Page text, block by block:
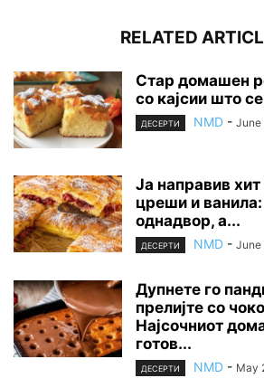
RELATED
Стар домашен
со кајсии што
ДЕСЕРТИ NMD - June
Ја направив хит
цреши и
однадвор, а...
ДЕСЕРТИ NMD - June
Дупнете го
прелијте со
Најсочниот
готов...
ДЕСЕРТИ NMD - May